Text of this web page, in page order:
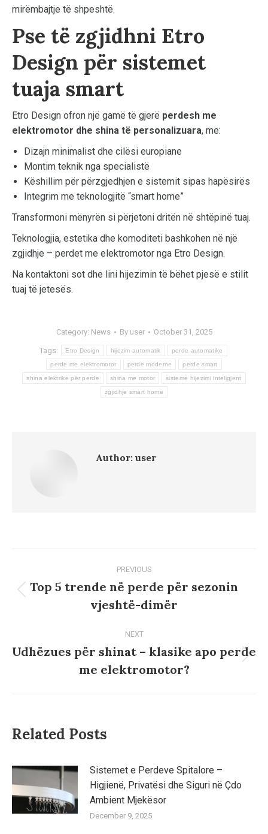
mirëmbajtje të shpeshtë.
Pse të zgjidhni Etro
Design për sistemet
tuaja smart
Etro Design ofron një gamë të gjerë perdesh me
elektromotor dhe shina të personalizuara, me:
Dizajn minimalist dhe cilësi europiane
Montim teknik nga specialistë
Këshillim për përzgjedhjen e sistemit sipas hapësirës
Integrim me teknologjitë “smart home”
Transformoni mënyrën si përjetoni dritën në shtëpinë tuaj.
Teknologjia, estetika dhe komoditeti bashkohen në një
zgjidhje – perdet me elektromotor nga Etro Design.
Na kontaktoni sot dhe lini hijezimin të bëhet pjesë e stilit
tuaj të jetesës.
Category: News By user October 31, 2025
Tags: Etro Design hijezim automatik perde automatike
perde me elektromotor perde moderne perde smart
shina elektrike për perde shina me motor sisteme hijezimi inteligjent
zgjidhje smart home
Author: user
navigation
PREVIOUS
Previous
post:
Top 5 trende në perde për sezonin
vjeshtë-dimër
NEXT
post:
Udhëzues për shinat – klasike apo perde
me elektromotor?
Related Posts
Sistemet e Perdeve Spitalore –
Higjienë, Privatësi dhe Siguri në Çdo
Ambient Mjekësor
December 9, 2025